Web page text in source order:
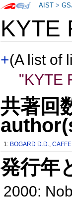
KYTE
+(A list of
"KYTE
共著回
1: BOGARD D.D.,
発行年
2000:
AIST >